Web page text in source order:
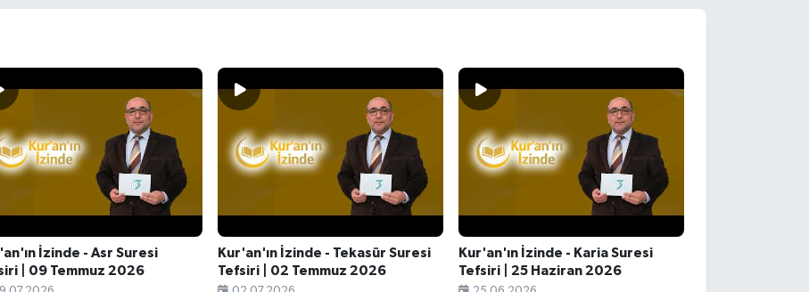
İzinde - Asr Suresi
| 09 Temmuz 2026
Kur'an'ın İzinde - Tekasür Suresi
Tefsiri | 02 Temmuz 2026
Kur'an'ın İzinde - Karia Suresi
Tefsiri | 25 Haziran 2026